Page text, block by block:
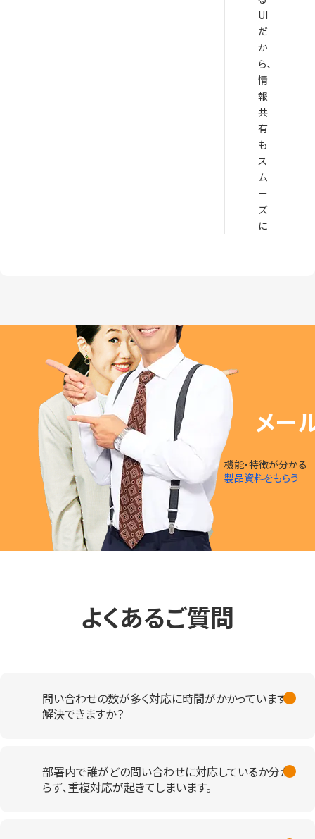
UI
だ
か
ら、
情
報
共
有
も
ス
ム
ー
ズ
に
メー
機能・特徴が分かる
製品資料をもらう
よくあるご質問
問い合わせの数が多く対応に時間がかかっています。
解決できますか？
部署内で誰がどの問い合わせに対応しているか分か
らず、重複対応が起きてしまいます。